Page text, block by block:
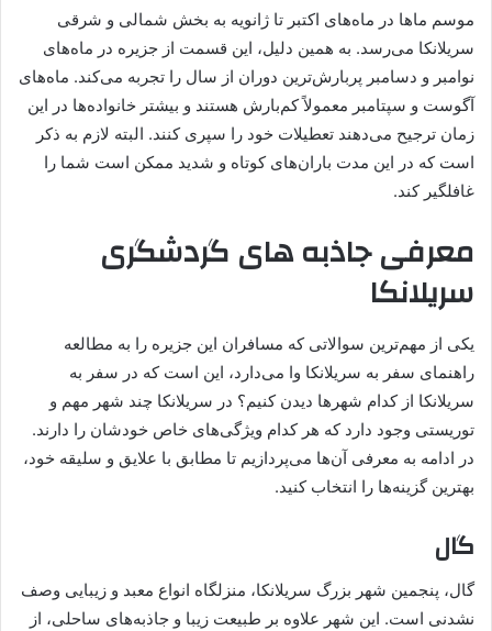
موسم ماها در ماه‌های اکتبر تا ژانویه به بخش شمالی و شرقی
سریلانکا می‌رسد. به همین دلیل، این قسمت از جزیره در ماه‌های
نوامبر و دسامبر پربارش‌ترین دوران از سال را تجربه می‌کند. ماه‌های
آگوست و سپتامبر معمولاً کم‌بارش‌ هستند و بیشتر خانواده‌ها در این
زمان ترجیح می‌دهند تعطیلات خود را سپری کنند. البته لازم به ذکر
است که در این مدت باران‌های کوتاه و شدید ممکن است شما را
غافلگیر کند.
معرفی جاذبه های گردشگری
سریلانکا
یکی از مهم‌ترین سوالاتی که مسافران این جزیره را به مطالعه
راهنمای سفر به سریلانکا وا می‌دارد، این است که در سفر به
سریلانکا از کدام شهر‌ها دیدن کنیم؟ در سریلانکا چند شهر مهم و
توریستی وجود دارد که هر کدام ویژگی‌های خاص خودشان را دارند.
در ادامه به معرفی آن‌ها می‌پردازیم تا مطابق با علایق و سلیقه خود،
بهترین گزینه‌ها را انتخاب کنید.
گال
گال، پنجمین شهر بزرگ سریلانکا، منزلگاه انواع معبد و زیبایی وصف
نشدنی است. این شهر علاوه بر طبیعت زیبا و جاذبه‌های ساحلی، از